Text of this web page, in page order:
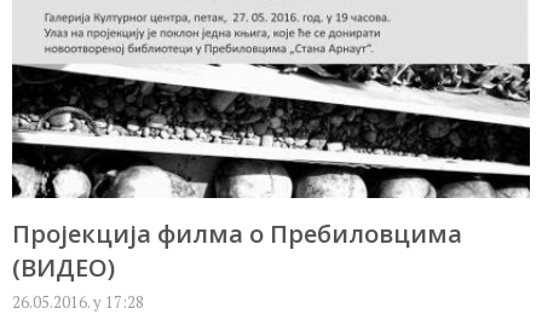
Пројекција филма о Пребиловцима
(ВИДЕО)
26.05.2016. у 17:28